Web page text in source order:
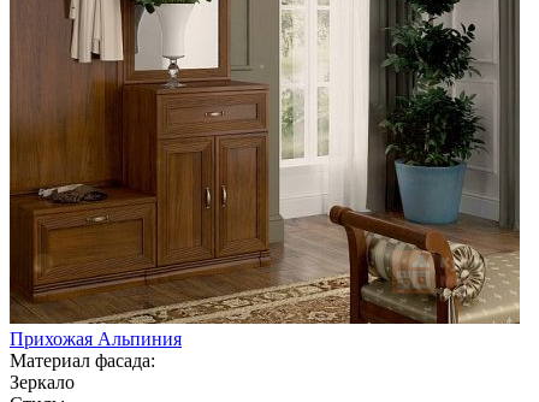
Прихожая Альпиния
Материал фасада:
Зеркало